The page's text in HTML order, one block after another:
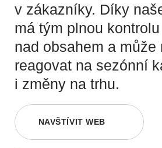
v zákazníky. Díky
má tým plnou kontrolu
nad obsahem a může
reagovat na sezónní
i změny na trhu.
NAVŠTÍVIT WEB